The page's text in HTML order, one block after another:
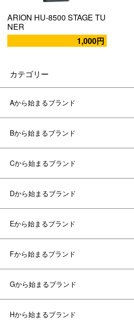
ARION HU-8500 STAGE TU
NER
1,000円
カテゴリー
Aから始まるブランド
Bから始まるブランド
Cから始まるブランド
Dから始まるブランド
Eから始まるブランド
Fから始まるブランド
Gから始まるブランド
Hから始まるブランド